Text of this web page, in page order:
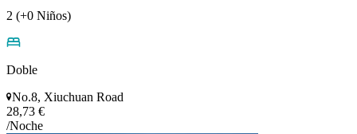
2 (+0 Niños)
Doble
No.8, Xiuchuan Road
28,73 €
/Noche